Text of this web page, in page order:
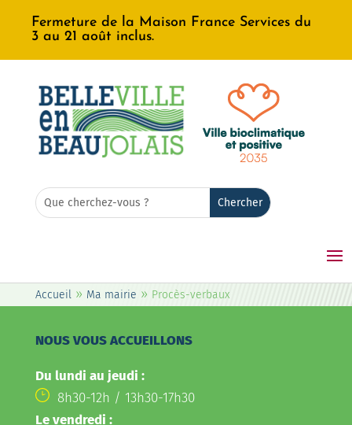
Fermeture de la Maison France Services du
3 au 21 août inclus.
Rechercher:
Search
for...
Accueil» Ma mairie » Procès-verbaux
NOUS VOUS ACCUEILLONS
Du lundi au jeudi :
8h30-12h / 13h30-17h30
Le vendredi :